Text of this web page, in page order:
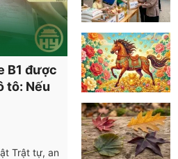
B1 được
tô: Nếu
Trật tự, an